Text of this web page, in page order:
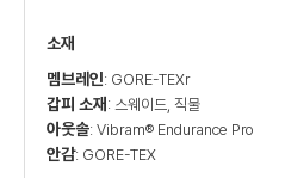
소재
멤브레인: GORE-TEXr
갑피 소재 : 스웨이드, 직물
아웃솔: Vibram® Endurance Pro
안감: GORE-TEX